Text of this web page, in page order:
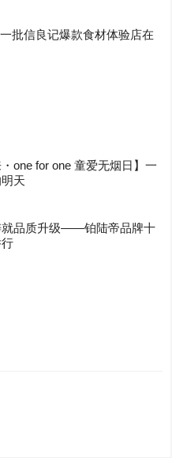
批信良记爆款食材体验店在
・one for one 童爱无烟日】一
天
就品质升级——铂陆帝品牌十